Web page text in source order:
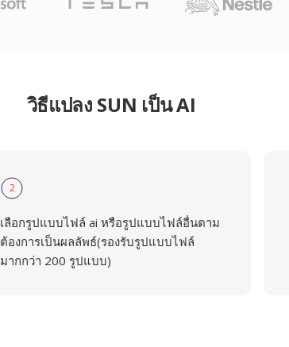
วิธีแปลง SUN เป็น AI
2
เลือกรูปแบบไฟล์ ai หรือรูปแบบไฟล์อื่นตาม
ต้องการเป็นผลลัพธ์(รองรับรูปแบบไฟล์
มากกว่า 200 รูปแบบ)